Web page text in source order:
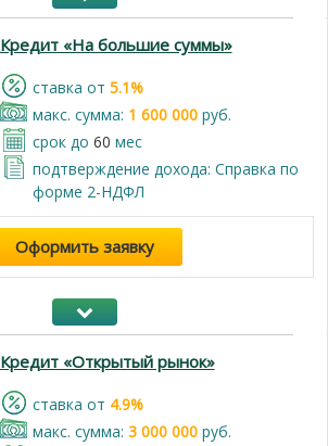
Кредит «На большие суммы»
cтавка от 5.1%
макс. сумма: 1 600 000руб.
срок до 60 мес
подтверждение дохода: Справка по
форме 2-НДФЛ
Оформить заявку
Кредит «Открытый рынок»
cтавка от 4.9%
макс. сумма: 3 000 000руб.